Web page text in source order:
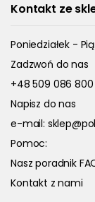
Kontakt ze
Poniedziałek -
Zadzwoń do nas
+48 509 086 800
Napisz do nas
e-mail:
Pomoc:
Nasz poradnik
Kontakt z nami